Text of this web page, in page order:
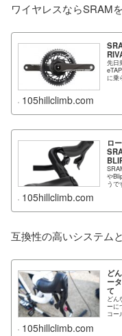
ワイヤレスならSRAM
先日
に乗
105hillclimb.com
ロ
や
う
105hillclimb.com
互換性の高いシステム
ど
ー
て
どん
ーに
コー
105hillclimb.com